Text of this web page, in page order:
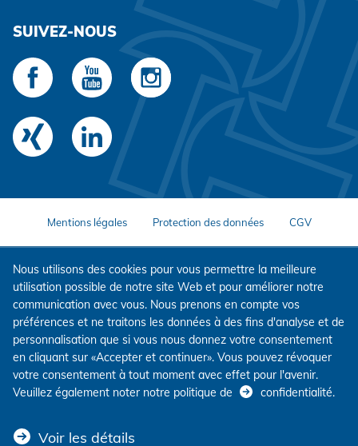
SUIVEZ-NOUS
Mentions légales Protection des données CGV
Nous utilisons des cookies pour vous permettre la meilleure
utilisation possible de notre site Web et pour améliorer notre
communication avec vous. Nous prenons en compte vos
préférences et ne traitons les données à des fins d'analyse et de
personnalisation que si vous nous donnez votre consentement
en cliquant sur «Accepter et continuer». Vous pouvez révoquer
votre consentement à tout moment avec effet pour l'avenir.
Veuillez également noter notre politique de
confidentialité.
Voir les détails